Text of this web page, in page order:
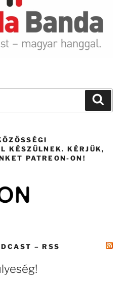
KÉSZÜLNEK. KÉRJÜK,
PATREON-ON!
– RSS